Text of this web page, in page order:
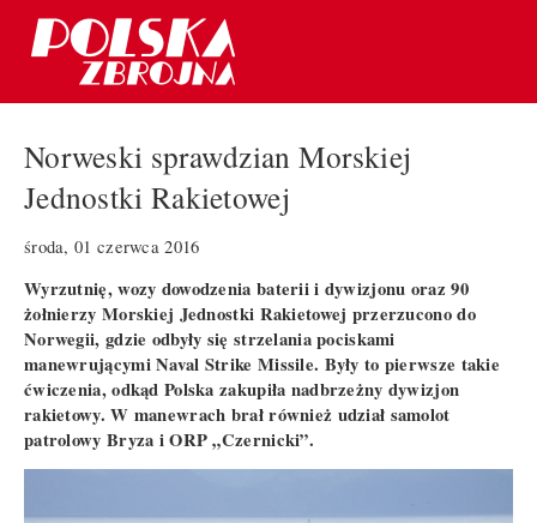
Norweski sprawdzian Morskiej
Jednostki Rakietowej
środa, 01 czerwca 2016
Wyrzutnię, wozy dowodzenia baterii i dywizjonu oraz 90
żołnierzy Morskiej Jednostki Rakietowej przerzucono do
Norwegii, gdzie odbyły się strzelania pociskami
manewrującymi Naval Strike Missile. Były to pierwsze takie
ćwiczenia, odkąd Polska zakupiła nadbrzeżny dywizjon
rakietowy. W manewrach brał również udział samolot
patrolowy Bryza i ORP „Czernicki”.